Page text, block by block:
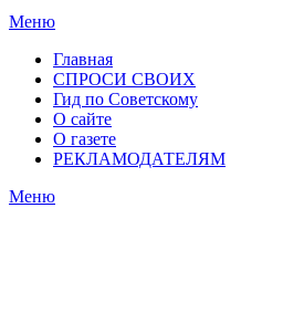
Меню
Главная
СПРОСИ СВОИХ
Гид по Советскому
О сайте
О газете
РЕКЛАМОДАТЕЛЯМ
Меню